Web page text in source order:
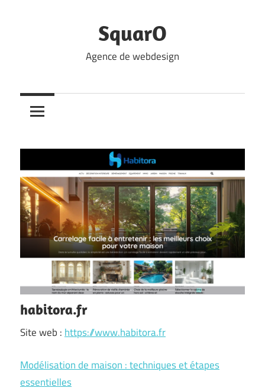
SquarO
Agence de webdesign
habitora.fr
Site web : https://www.habitora.fr
Modélisation de maison : techniques et étapes
essentielles